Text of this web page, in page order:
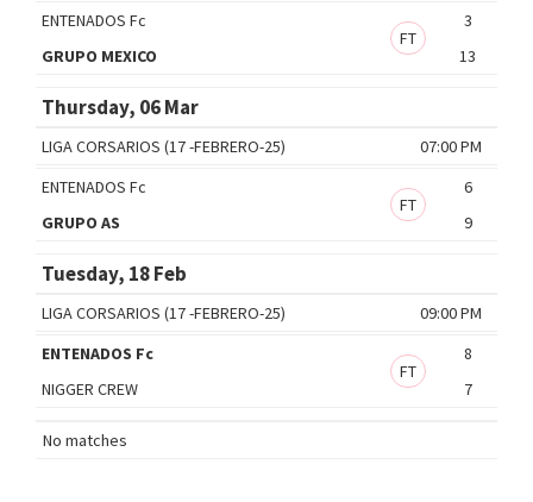
ENTENADOS Fc
3
FT
GRUPO MEXICO
13
Thursday, 06 Mar
07:00 PM
LIGA CORSARIOS (17 -FEBRERO-25)
ENTENADOS Fc
6
FT
GRUPO AS
9
Tuesday, 18 Feb
09:00 PM
LIGA CORSARIOS (17 -FEBRERO-25)
ENTENADOS Fc
8
FT
NIGGER CREW
7
No matches